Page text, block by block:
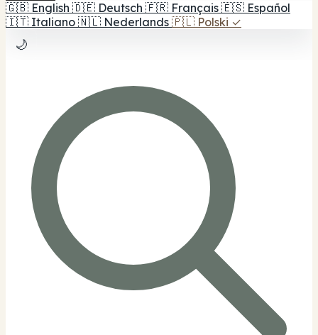
🇬🇧 English 🇩🇪 Deutsch 🇫🇷 Français 🇪🇸 Español
🇮🇹 Italiano 🇳🇱 Nederlands 🇵🇱 Polski ✓
🌙